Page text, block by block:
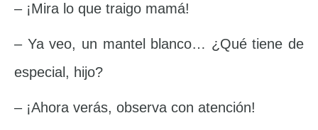
– ¡Mira lo que traigo mamá!
– Ya veo, un mantel blanco… ¿Qué tiene de
especial, hijo?
– ¡Ahora verás, observa con atención!